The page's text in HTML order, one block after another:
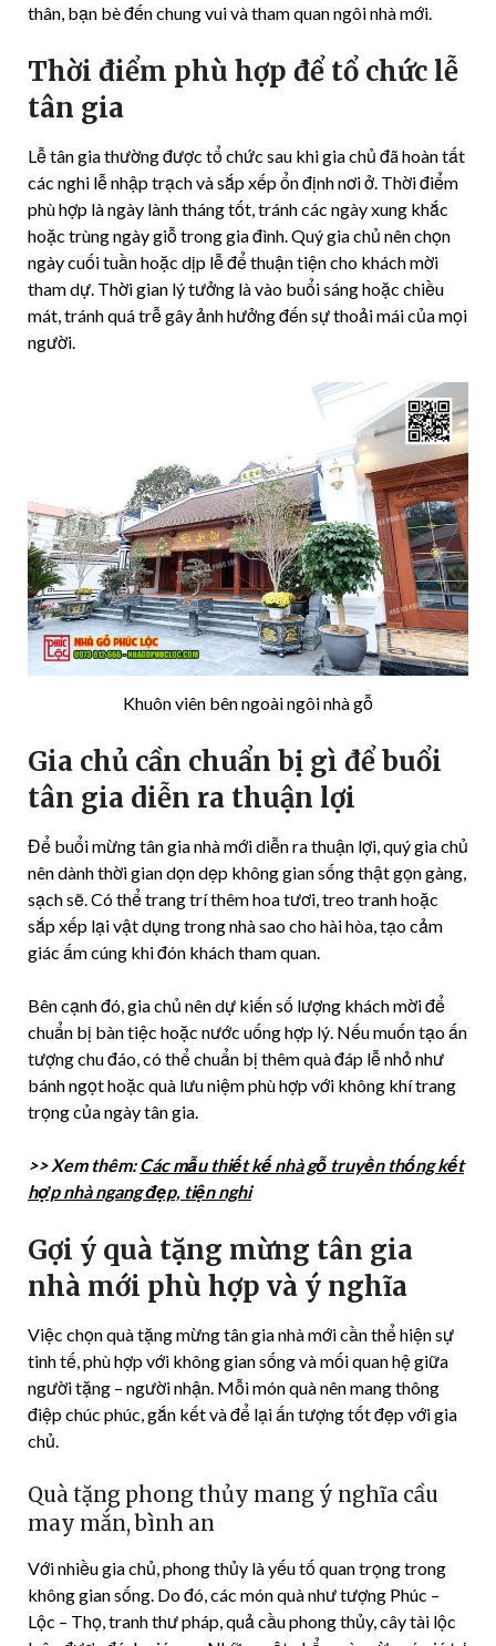
thân, bạn bè đến chung vui và tham quan ngôi nhà mới.
Thời điểm phù hợp để tổ chức lễ
tân gia
Lễ tân gia thường được tổ chức sau khi gia chủ đã hoàn tất
các nghi lễ nhập trạch và sắp xếp ổn định nơi ở. Thời điểm
phù hợp là ngày lành tháng tốt, tránh các ngày xung khắc
hoặc trùng ngày giỗ trong gia đình. Quý gia chủ nên chọn
ngày cuối tuần hoặc dịp lễ để thuận tiện cho khách mời
tham dự. Thời gian lý tưởng là vào buổi sáng hoặc chiều
mát, tránh quá trễ gây ảnh hưởng đến sự thoải mái của mọi
người.
Khuôn viên bên ngoài ngôi nhà gỗ
Gia chủ cần chuẩn bị gì để buổi
tân gia diễn ra thuận lợi
Để buổi mừng tân gia nhà mới diễn ra thuận lợi, quý gia chủ
nên dành thời gian dọn dẹp không gian sống thật gọn gàng,
sạch sẽ. Có thể trang trí thêm hoa tươi, treo tranh hoặc
sắp xếp lại vật dụng trong nhà sao cho hài hòa, tạo cảm
giác ấm cúng khi đón khách tham quan.
Bên cạnh đó, gia chủ nên dự kiến số lượng khách mời để
chuẩn bị bàn tiệc hoặc nước uống hợp lý. Nếu muốn tạo ấn
tượng chu đáo, có thể chuẩn bị thêm quà đáp lễ nhỏ như
bánh ngọt hoặc quà lưu niệm phù hợp với không khí trang
trọng của ngày tân gia.
>> Xem thêm:Các mẫu thiết kế nhà gỗ truyền thống kết
hợp nhà ngang đẹp, tiện nghi
Gợi ý quà tặng mừng tân gia
nhà mới phù hợp và ý nghĩa
Việc chọn quà tặng mừng tân gia nhà mới cần thể hiện sự
tinh tế, phù hợp với không gian sống và mối quan hệ giữa
người tặng – người nhận. Mỗi món quà nên mang thông
điệp chúc phúc, gắn kết và để lại ấn tượng tốt đẹp với gia
chủ.
Quà tặng phong thủy mang ý nghĩa cầu
may mắn, bình an
Với nhiều gia chủ, phong thủy là yếu tố quan trọng trong
không gian sống. Do đó, các món quà như tượng Phúc –
Lộc – Thọ, tranh thư pháp, quả cầu phong thủy, cây tài lộc